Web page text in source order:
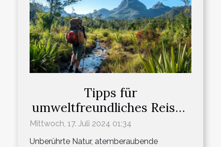
Tipps für
umweltfreundliches Reisen
in abgelegene Regionen
Mittwoch, 17. Juli 2024 01:34
Unberührte Natur, atemberaubende